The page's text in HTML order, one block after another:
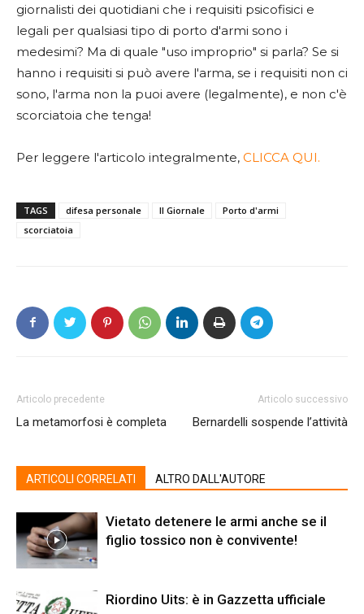
giornalisti dei quotidiani che i requisiti psicofisici e
legali per qualsiasi tipo di porto d'armi sono i
medesimi? Ma di quale "uso improprio" si parla? Se si
hanno i requisiti si può avere l'arma, se i requisiti non ci
sono, l'arma non la puoi avere (legalmente), e non c'è
scorciatoia che tenga!
Per leggere l'articolo integralmente, CLICCA QUI.
TAGS difesa personale Il Giornale
Porto d'armi
scorciatoia
Articolo precedente
La metamorfosi è completa
Articolo successivo
Bernardelli sospende l’attività
ARTICOLI CORRELATI ALTRO DALL'AUTORE
Vietato detenere le armi anche se il
figlio tossico non è convivente!
Riordino Uits: è in Gazzetta ufficiale